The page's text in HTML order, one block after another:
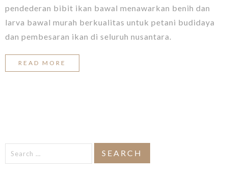
pendederan bibit ikan bawal menawarkan benih dan
larva bawal murah berkualitas untuk petani budidaya
dan pembesaran ikan di seluruh nusantara.
READ MORE
Search
for: